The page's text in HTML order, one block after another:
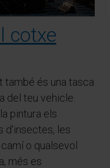
cotxe
també és una tasca
del teu vehicle.
pintura els
d'insectes, les
o qualsevol
més es